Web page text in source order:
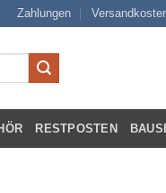
Zahlungen
RESTPOSTEN